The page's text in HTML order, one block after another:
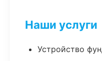
Наши услуги
Устройство